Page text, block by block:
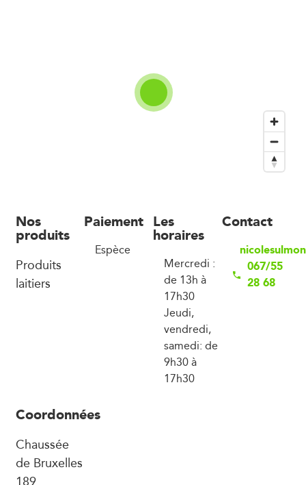
Nos
produits
Produits
laitiers
Paiement
Espèce
Les
horaires
Mercredi :
de 13h à
17h30
Jeudi,
vendredi,
samedi: de
9h30 à
17h30
Contact
067/55
28 68
Coordonnées
Chaussée
de Bruxelles
189